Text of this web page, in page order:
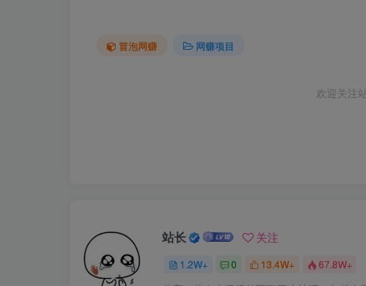
冒泡网赚 网赚项目
欢迎关注
站长 关注
1.2W+ 0 13.4W+ 67.8W+